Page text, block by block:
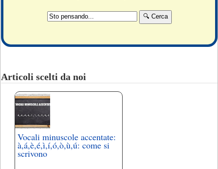
Articoli scelti da noi
Vocali minuscole accentate:
à,á,è,é,ì,í,ó,ò,ù,ú: come si
scrivono